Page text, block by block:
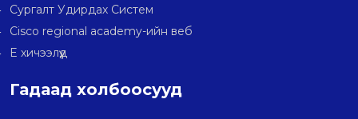
Сургалт Удирдах Систем
Cisco regional academy-ийн веб
E хичээлүүд
Гадаад холбоосууд